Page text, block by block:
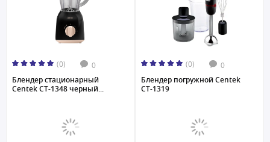
(0) 0
Блендер стационарный
Centek CT-1348 черный...
(0) 0
Блендер погружной Centek
CT-1319